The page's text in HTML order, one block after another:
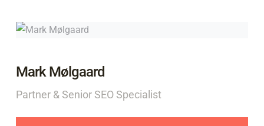
Mark Mølgaard
Partner & Senior SEO Specialist